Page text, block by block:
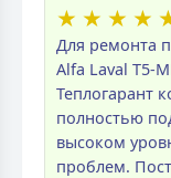
★ ★ ★ ★
Для ремонта
Alfa Laval T5-
Теплогарант
полностью
высоком
проблем.